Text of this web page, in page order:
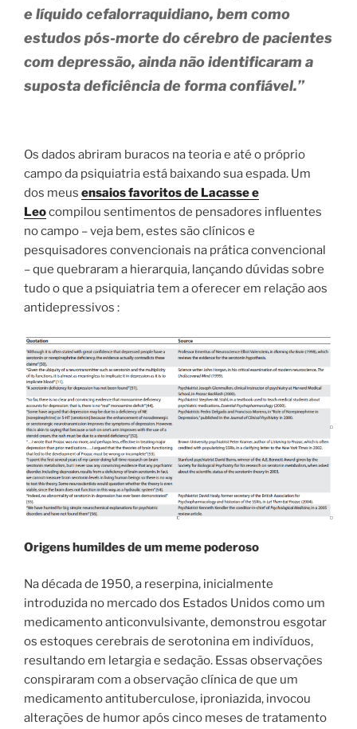
e líquido cefalorraquidiano, bem como
estudos pós-morte do cérebro de pacientes
com depressão, ainda não identificaram a
suposta deficiência de forma confiável.”
Os dados abriram buracos na teoria e até o próprio
campo da psiquiatria está baixando sua espada. Um
dos meus ensaios favoritos de Lacasse e
Leocompilou sentimentos de pensadores influentes
no campo – veja bem, estes são clínicos e
pesquisadores convencionais na prática convencional
– que quebraram a hierarquia, lançando dúvidas sobre
tudo o que a psiquiatria tem a oferecer em relação aos
antidepressivos :
Origens humildes de um meme poderoso
Na década de 1950, a reserpina, inicialmente
introduzida no mercado dos Estados Unidos como um
medicamento anticonvulsivante, demonstrou esgotar
os estoques cerebrais de serotonina em indivíduos,
resultando em letargia e sedação. Essas observações
conspiraram com a observação clínica de que um
medicamento antituberculose, iproniazida, invocou
alterações de humor após cinco meses de tratamento